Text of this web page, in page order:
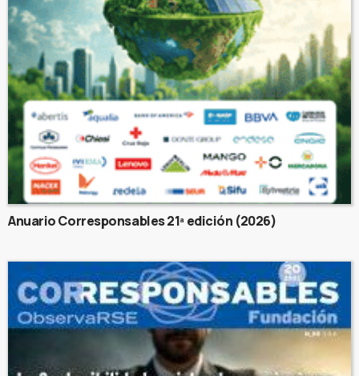
Anuario Corresponsables 21ª edición (2026)